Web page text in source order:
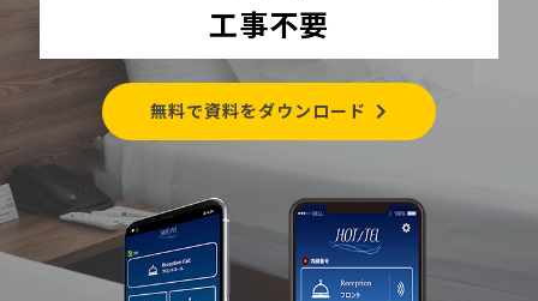
工事不要
無料で資料をダウンロード